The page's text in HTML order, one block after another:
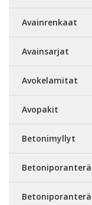
Avainrenkaat
Avainsarjat
Avokelamitat
Avopakit
Betonimyllyt